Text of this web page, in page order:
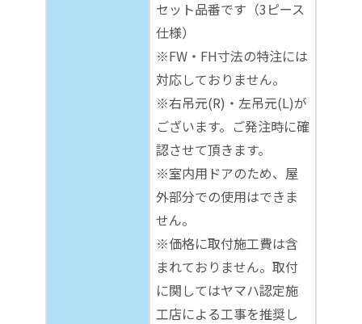
セット品番です（3ピース
仕様）
※FW・FH寸法の特注には
対応しておりません。
※右吊元(R)・左吊元(L)が
ございます。ご発注時に確
認させて頂きます。
※室内用ドアのため、屋
外部分での使用はできま
せん。
※価格に取付施工費は含
まれておりません。取付
に関してはヤマハ認定施
工店による工事を推奨し